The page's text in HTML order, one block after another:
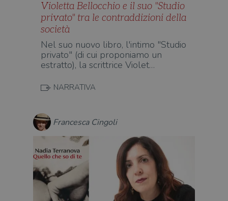
Violetta Bellocchio e il suo "Studio
privato" tra le contraddizioni della
società
Nel suo nuovo libro, l'intimo "Studio
privato" (di cui proponiamo un
estratto), la scrittrice Violet…
NARRATIVA
Francesca Cingoli